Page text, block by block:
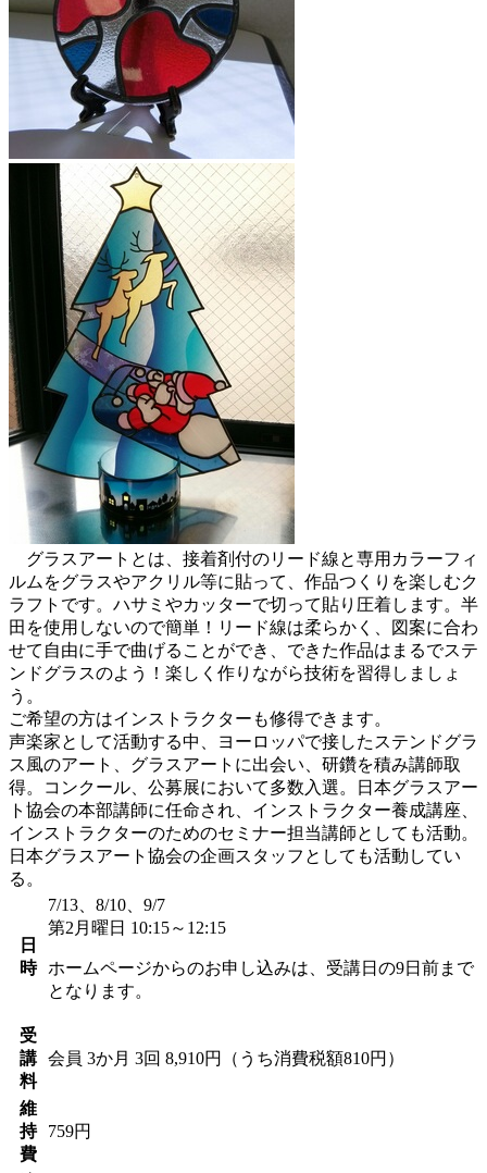
グラスアートとは、接着剤付のリード線と専用カラーフィ
ルムをグラスやアクリル等に貼って、作品つくりを楽しむク
ラフトです。ハサミやカッターで切って貼り圧着します。半
田を使用しないので簡単！リード線は柔らかく、図案に合わ
せて自由に手で曲げることができ、できた作品はまるでステ
ンドグラスのよう！楽しく作りながら技術を習得しましょ
う。
ご希望の方はインストラクターも修得できます。
声楽家として活動する中、ヨーロッパで接したステンドグラ
ス風のアート、グラスアートに出会い、研鑽を積み講師取
得。コンクール、公募展において多数入選。日本グラスアー
ト協会の本部講師に任命され、インストラクター養成講座、
インストラクターのためのセミナー担当講師としても活動。
日本グラスアート協会の企画スタッフとしても活動してい
る。
日
時
7/13、8/10、9/7
第2月曜日 10:15～12:15
ホームページからのお申し込みは、受講日の9日前まで
となります。
受
講
料
会員 3か月 3回 8,910円（うち消費税額810円）
維
持
費
759円